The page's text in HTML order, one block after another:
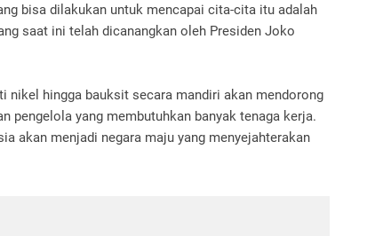
bisa dilakukan untuk mencapai cita-cita itu adalah
saat ini telah dicanangkan oleh Presiden Joko
nikel hingga bauksit secara mandiri akan mendorong
pengelola yang membutuhkan banyak tenaga kerja.
akan menjadi negara maju yang menyejahterakan